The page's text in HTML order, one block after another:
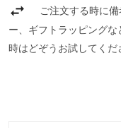
ご注文する時に
ー、ギフトラッピング
時はどぞうお試してくだ